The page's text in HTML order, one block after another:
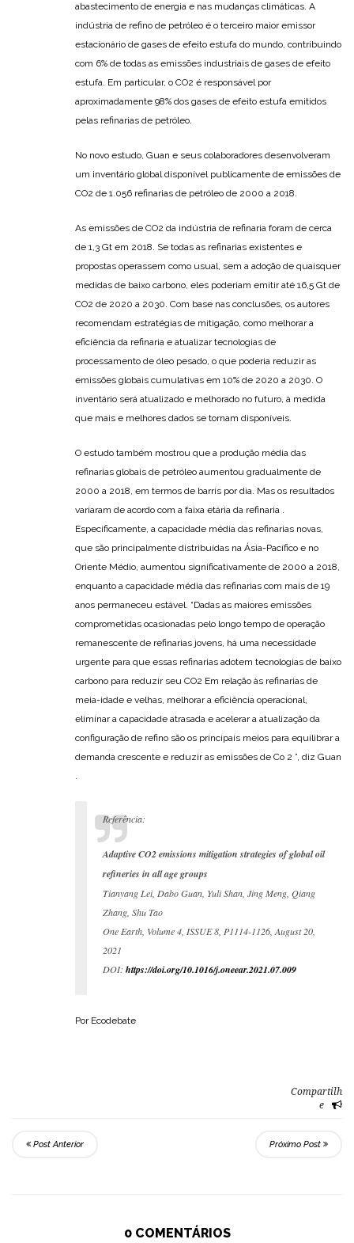
abastecimento de energia e nas mudanças climáticas. A
indústria de refino de petróleo é o terceiro maior emissor
estacionário de gases de efeito estufa do mundo, contribuindo
com 6% de todas as emissões industriais de gases de efeito
estufa. Em particular, o CO2 é responsável por
aproximadamente 98% dos gases de efeito estufa emitidos
pelas refinarias de petróleo.
No novo estudo, Guan e seus colaboradores desenvolveram
um inventário global disponível publicamente de emissões de
CO2 de 1.056 refinarias de petróleo de 2000 a 2018.
As emissões de CO2 da indústria de refinaria foram de cerca
de 1,3 Gt em 2018. Se todas as refinarias existentes e
propostas operassem como usual, sem a adoção de quaisquer
medidas de baixo carbono, eles poderiam emitir até 16,5 Gt de
CO2 de 2020 a 2030. Com base nas conclusões, os autores
recomendam estratégias de mitigação, como melhorar a
eficiência da refinaria e atualizar tecnologias de
processamento de óleo pesado, o que poderia reduzir as
emissões globais cumulativas em 10% de 2020 a 2030. O
inventário será atualizado e melhorado no futuro, à medida
que mais e melhores dados se tornam disponíveis.
O estudo também mostrou que a produção média das
refinarias globais de petróleo aumentou gradualmente de
2000 a 2018, em termos de barris por dia. Mas os resultados
variaram de acordo com a faixa etária da refinaria .
Especificamente, a capacidade média das refinarias novas,
que são principalmente distribuídas na Ásia-Pacífico e no
Oriente Médio, aumentou significativamente de 2000 a 2018,
enquanto a capacidade média das refinarias com mais de 19
anos permaneceu estável. “Dadas as maiores emissões
comprometidas ocasionadas pelo longo tempo de operação
remanescente de refinarias jovens, há uma necessidade
urgente para que essas refinarias adotem tecnologias de baixo
carbono para reduzir seu CO2 Em relação às refinarias de
meia-idade e velhas, melhorar a eficiência operacional,
eliminar a capacidade atrasada e acelerar a atualização da
configuração de refino são os principais meios para equilibrar a
demanda crescente e reduzir as emissões de Co 2 ”, diz Guan
.
Referência:
Adaptive CO2 emissions mitigation strategies of global oil
refineries in all age groups
Tianyang Lei, Dabo Guan, Yuli Shan, Jing Meng, Qiang
Zhang, Shu Tao
One Earth, Volume 4, ISSUE 8, P1114-1126, August 20,
2021
DOI: https://doi.org/10.1016/j.oneear.2021.07.009
Por Ecodebate
Compartilh
e
Post Anterior Próximo Post
0 COMENTÁRIOS